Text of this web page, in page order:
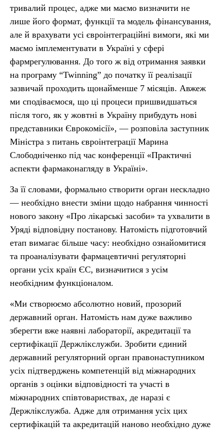
тривалий процес, адже ми маємо визначити не
лише його формат, функції та модель фінансування,
але й врахувати усі євроінтеграційні вимоги, які ми
маємо імплементувати в Україні у сфері
фармрегулювання. До того ж від отримання заявки
на програму “Twinning” до початку її реалізації
зазвичай проходить щонайменше 7 місяців. Авжеж
ми сподіваємося, що ці процеси пришвидшаться
після того, як у жовтні в Україну прибудуть нові
представники Єврокомісії», — розповіла заступник
Міністра з питань євроінтеграції Марина
Слободніченко під час конференції «Практичні
аспекти фармаконагляду в Україні».
За її словами, формально створити орган нескладно
— необхідно внести зміни щодо набрання чинності
нового закону «Про лікарські засоби» та ухвалити в
Уряді відповідну постанову. Натомість підготовчий
етап вимагає більше часу: необхідно ознайомитися
та проаналізувати фармацевтичні регуляторні
органи усіх країн ЄС, визначитися з усім
необхідним функціоналом.
«Ми створюємо абсолютно новий, прозорий
державний орган. Натомість нам дуже важливо
зберегти вже наявні лабораторії, акредитації та
сертифікації Держлікслужби. Зробити єдиний
державний регуляторний орган правонаступником
усіх підтверджень компетенцій від міжнародних
органів з оцінки відповідності та участі в
міжнародних співтовариствах, де наразі є
Держлікслужба. Адже для отримання усіх цих
сертифікацій та акредитацій наново необхідно дуже